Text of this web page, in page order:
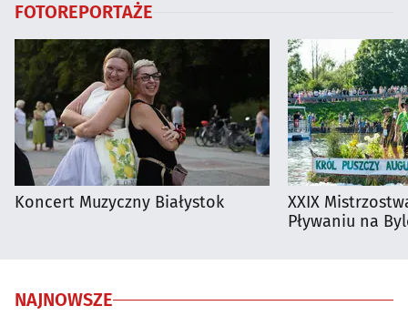
FOTOREPORTAŻE
Koncert Muzyczny Białystok
XXIX
Pływaniu na
NAJNOWSZE